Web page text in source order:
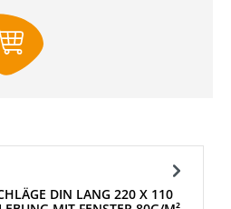
Gib den
DIN LANG 220 X 110